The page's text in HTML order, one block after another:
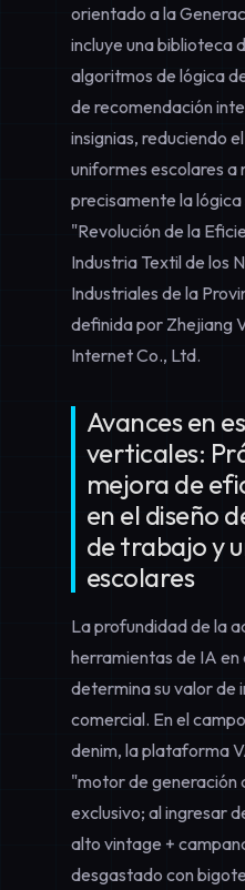
orientado a la
incluye una biblioteca
algoritmos de lógica
de recomendación
insignias, reduciendo
uniformes escolares a
precisamente la
"Revolución de la
Industria Textil de los
Industriales de la
definida por Zhejiang
Internet Co., Ltd.
Avances en
verticales:
mejora de
en el diseño
de trabajo y
escolares
La profundidad de la
herramientas de IA
determina su valor de
comercial. En el
denim, la plataforma
"motor de generación
exclusivo; al ingresar
alto vintage +
desgastado con